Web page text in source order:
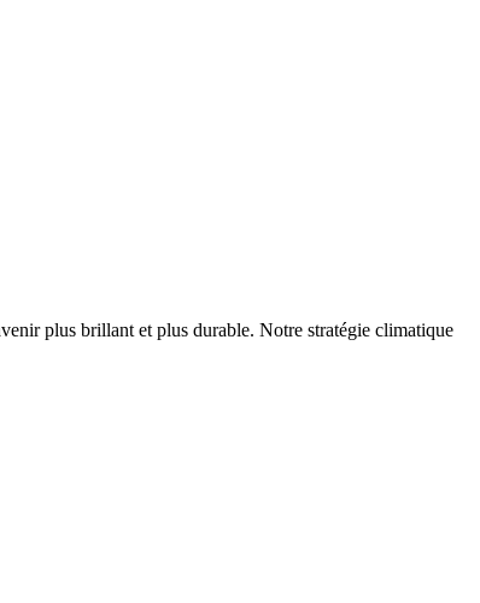
plus brillant et plus durable. Notre stratégie climatique